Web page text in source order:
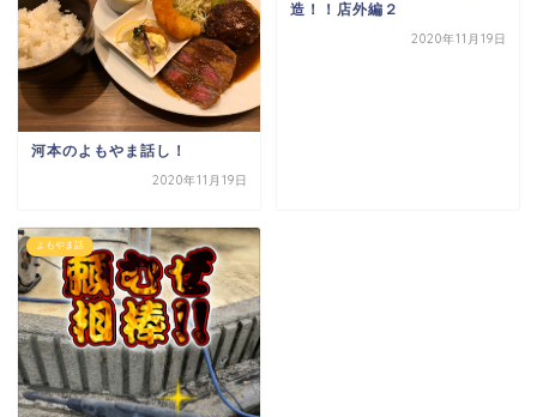
河本のよもやま話し！
2020年11月19日
造！！店外編２
2020年11月19日
よもやま話